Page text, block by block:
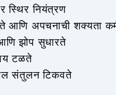
स्थिर नियंत्रण
आणि अपचनाची शक्यता
झोप सुधारते
टळते
संतुलन टिकवते